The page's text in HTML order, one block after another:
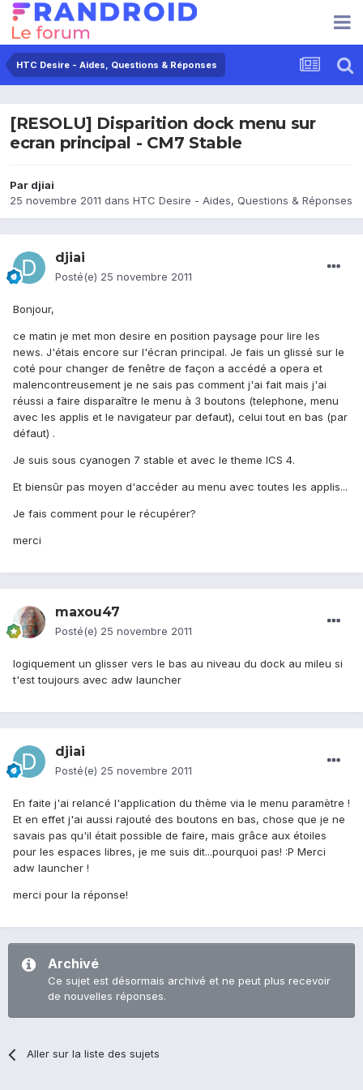
HTC Desire - Aides, Questions & Réponses
[RESOLU] Disparition dock menu sur
ecran principal - CM7 Stable
Par djiai
25 novembre 2011 dans HTC Desire - Aides, Questions & Réponses
djiai
Posté(e) 25 novembre 2011
Bonjour,
ce matin je met mon desire en position paysage pour lire les
news. J'étais encore sur l'écran principal. Je fais un glissé sur le
coté pour changer de fenêtre de façon a accédé a opera et
malencontreusement je ne sais pas comment j'ai fait mais j'ai
réussi a faire disparaître le menu à 3 boutons (telephone, menu
avec les applis et le navigateur par defaut), celui tout en bas (par
défaut) .
Je suis sous cyanogen 7 stable et avec le theme ICS 4.
Et biensûr pas moyen d'accéder au menu avec toutes les applis...
Je fais comment pour le récupérer?
merci
maxou47
Posté(e) 25 novembre 2011
logiquement un glisser vers le bas au niveau du dock au mileu si
t'est toujours avec adw launcher
djiai
Posté(e) 25 novembre 2011
En faite j'ai relancé l'application du thème via le menu paramètre !
Et en effet j'ai aussi rajouté des boutons en bas, chose que je ne
savais pas qu'il était possible de faire, mais grâce aux étoiles
pour les espaces libres, je me suis dit...pourquoi pas! :P Merci
adw launcher !
merci pour la réponse!
Archivé
Ce sujet est désormais archivé et ne peut plus recevoir
de nouvelles réponses.
Aller sur la liste des sujets